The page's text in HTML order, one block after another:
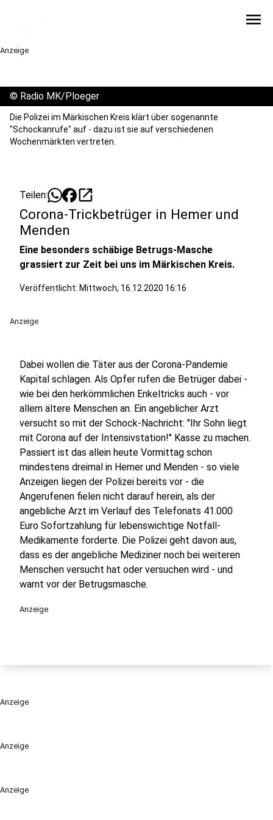
menu
Anzeige
Anzeige
Anzeige
© Radio MK/Ploeger
Die Polizei im Märkischen Kreis klärt über sogenannte
"Schockanrufe" auf - dazu ist sie auf verschiedenen
Wochenmärkten vertreten.
Teilen: open_in_new
Corona-Trickbetrüger in Hemer und
Menden
Eine besonders schäbige Betrugs-Masche
grassiert zur Zeit bei uns im Märkischen Kreis.
Veröffentlicht: Mittwoch, 16.12.2020 16:16
Anzeige
Dabei wollen die Täter aus der Corona-Pandemie
Kapital schlagen. Als Opfer rufen die Betrüger dabei -
wie bei den herkömmlichen Enkeltricks auch - vor
allem ältere Menschen an. Ein angeblicher Arzt
versucht so mit der Schock-Nachricht: "Ihr Sohn liegt
mit Corona auf der Intensivstation!" Kasse zu machen.
Passiert ist das allein heute Vormittag schon
mindestens dreimal in Hemer und Menden - so viele
Anzeigen liegen der Polizei bereits vor - die
Angerufenen fielen nicht darauf herein, als der
angebliche Arzt im Verlauf des Telefonats 41.000
Euro Sofortzahlung für lebenswichtige Notfall-
Medikamente forderte. Die Polizei geht davon aus,
dass es der angebliche Mediziner noch bei weiteren
Menschen versucht hat oder versuchen wird - und
warnt vor der Betrugsmasche.
Anzeige
Anzeige